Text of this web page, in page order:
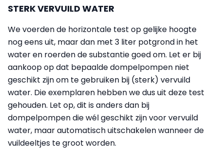
STERK VERVUILD WATER
We voerden de horizontale test op gelijke hoogte
nog eens uit, maar dan met 3 liter potgrond in het
water en roerden de substantie goed om. Let er bij
aankoop op dat bepaalde dompelpompen niet
geschikt zijnom te gebruiken bij (sterk) vervuild
water. Die exemplaren hebben we dus uit deze test
gehouden. Let op, dit is anders dan bij
dompelpompen die wél geschikt zijn voor vervuild
water, maar automatisch uitschakelen wanneer de
vuildeeltjes te groot worden.